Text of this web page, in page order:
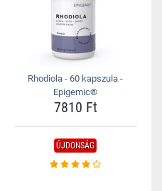
Rhodiola - 60 kapszula -
Epigemic®
7810 Ft
ÚJDONSÁG